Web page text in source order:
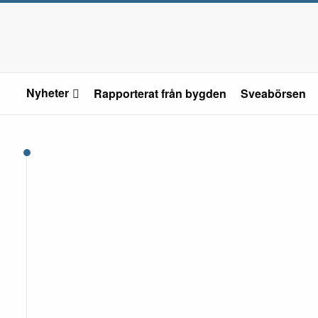
Nyheter Rapporterat från bygden Sveabörsen